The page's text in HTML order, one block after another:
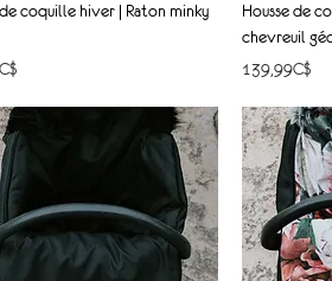
Quick View
de coquille hiver | Raton minky
Housse de
chevreuil
Price
139,99C$